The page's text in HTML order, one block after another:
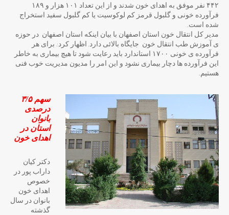
۴۴۲ نفر موفق به اهدای خون شدند و از این تعداد ۱۰۱ هزار و ۱۸۹
فرآورده خونی و گلبول قرمز کم لوکوسیت یا کم گلبول سفید استخراج
شده است.
مدیر کل انتقال خون استان اصفهان با بیان اینکه استان اصفهان در حوزه
ی آموزش طب انتقال خون جایگاه بالائی دارد. اظهار کرد: برای هر
فرآورده ی خونی ۱۷۰۰ استاندارد باید رعایت شود تا هیچ بیماری به خاطر
این فرآورده ها دچار بیماری نشود و این امر را مدیون مدیریت خوب فنی
هستیم.
سهم ۳/۵
درصدی
بانوان
استان در
اهدای خون
دکتر کیان
داراب پور در
خصوص
اهدای خون
بانوان در سال
گذشته